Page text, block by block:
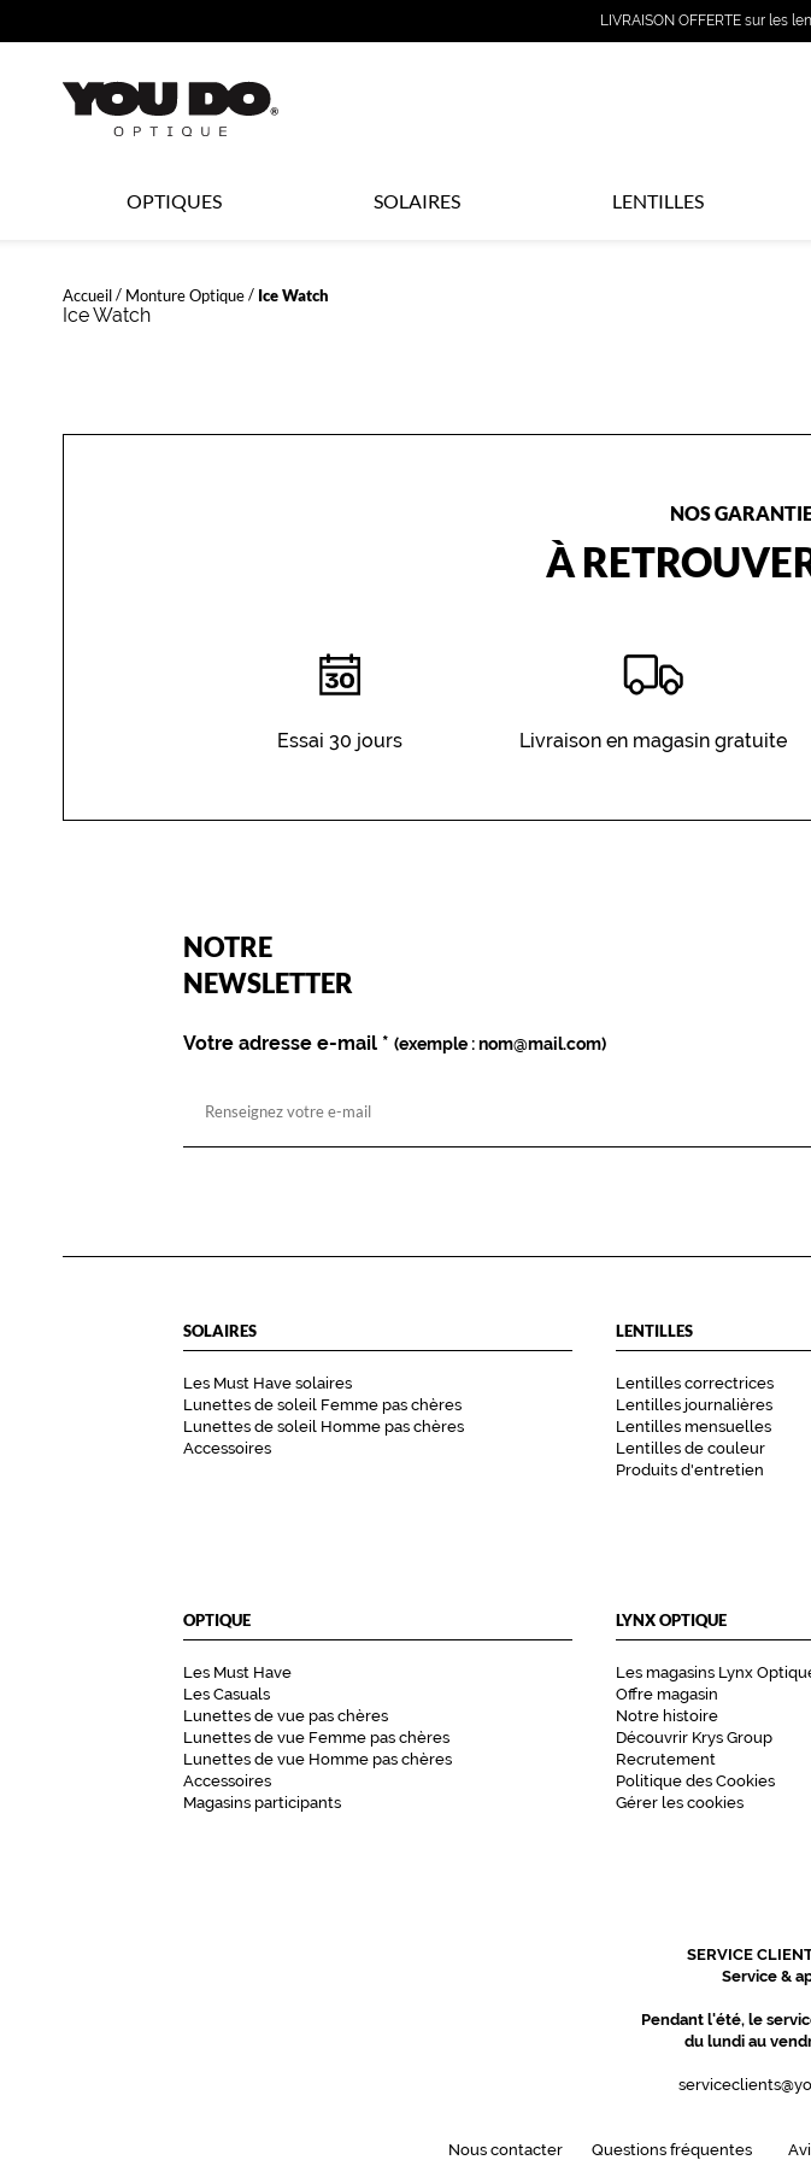
LIVRAISON OFFERTE sur les
Opticien
LYNX
DO
OPTIQUES SOLAIRES LENTILLES
Accueil Monture Optique Ice Watch
Ice Watch
NOS
À
Essai 30 jours Livraison en magasin gratuite
NOTRE
NEWSLETTER
Name
Votre adresse e-mail *
(Ce
champ
est
obligatoire)
(exemple : nom@mail.com)
SOLAIRES
Les Must Have solaires
Lunettes de soleil Femme pas chères
Lunettes de soleil Homme pas chères
Accessoires
LENTILLES
Lentilles correctrices
Lentilles journalières
Lentilles mensuelles
Lentilles de couleur
Produits d'entretien
OPTIQUE
Les Must Have
Les Casuals
Lunettes de vue pas chères
Lunettes de vue Femme pas chères
Lunettes de vue Homme pas chères
Accessoires
Magasins participants
LYNX OPTIQUE
Les magasins Lynx
Offre magasin
Notre histoire
Découvrir Krys Group
Recrutement
Politique des Cookies
Gérer les cookies
SERVICE
Service &
Pendant l'été, le
du lundi au
Nous contacter Questions fréquentes